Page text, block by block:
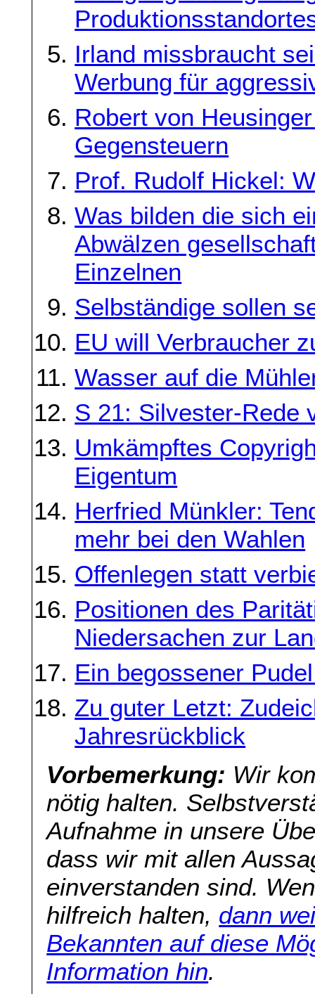
Irland missbraucht
Werbung für
Robert von
Gegensteuern
Prof. Rudolf Hickel:
Was bilden die sich
Abwälzen
Einzelnen
Selbständige sollen
EU will Verbraucher
Wasser auf die
S 21: Silvester-Rede
Umkämpftes
Eigentum
Herfried Münkler:
mehr bei den Wahlen
Offenlegen statt
Positionen des
Niedersachen zur
Ein begossener
Zu guter Letzt:
Jahresrückblick
Vorbemerkung: Wir
nötig halten.
Aufnahme in unsere
dass wir mit allen
einverstanden sind.
hilfreich halten, dann
Bekannten auf diese
Information hin.